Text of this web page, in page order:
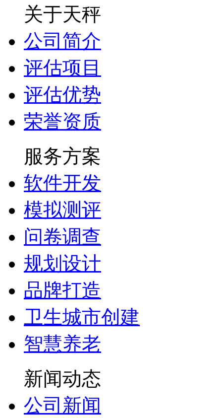
关于天秤
公司简介
评估项目
评估优势
荣誉资质
服务方案
软件开发
模拟测评
问卷调查
规划设计
品牌打造
卫生城市创建
智慧养老
新闻动态
公司新闻